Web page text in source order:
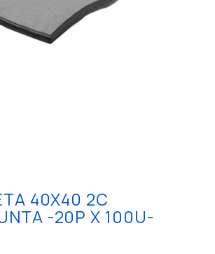
40X40 2C
-20P X 100U-